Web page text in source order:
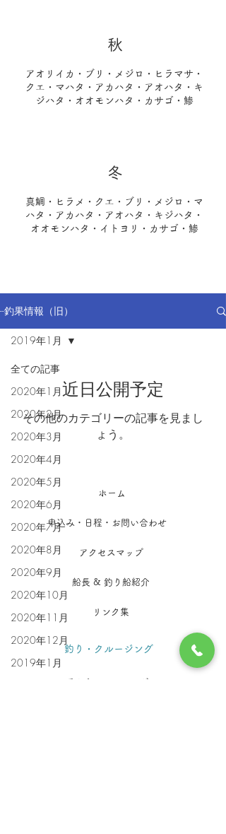
​秋
アオリイカ・ブリ・メジロ・ヒラマサ・
クエ・マハタ・アカハタ・アオハタ・キ
ジハタ・オオモンハタ・カサゴ・鯵
​冬
真鯛・ヒラメ・クエ・ブリ・メジロ・マ
ハタ・アカハタ・アオハタ・キジハタ​・
オオモンハタ・イトヨリ・カサゴ・鯵
--釣果情報（旧）
全ての記事
2020年1月
2020年2月
2020年3月
2020年4月
2020年5月
2020年6月
2020年7月
2020年8月
2020年9月
2020年10月
2020年11月
2020年12月
2019年1月
2019年1月
近日公開予定
その他のカテゴリーの記事を見まし
ょう。
ホーム
申込み・日程・お問い合わせ
アクセスマップ
船長 & 釣り船紹介
リンク集
釣り・クルージング
手ぶらフィッシング